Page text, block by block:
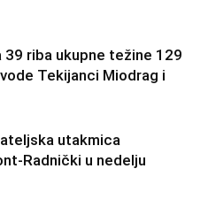
39 riba ukupne težine 129
Tekijanci Miodrag i
utakmica
Radnički u nedelju